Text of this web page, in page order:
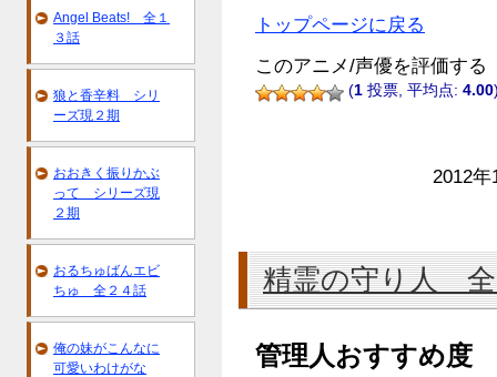
トップページに戻る
このアニメ/声優を評価する
(1 投票, 平均点: 4.00
2012
精霊の守り人 全
管理人おすすめ
Angel Beats! 全１
３話
狼と香辛料 シリ
ーズ現２期
おおきく振りかぶ
って シリーズ現
２期
おるちゅばんエビ
ちゅ 全２４話
俺の妹がこんなに
可愛いわけがな